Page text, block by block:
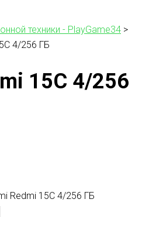
техники - PlayGame34 >
4/256 ГБ
15C 4/256
Redmi 15C 4/256 ГБ